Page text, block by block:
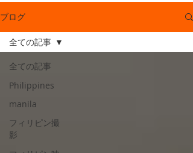
ブログ
全ての記事
Philippines
manila
フィリピン撮
影
全ての記事